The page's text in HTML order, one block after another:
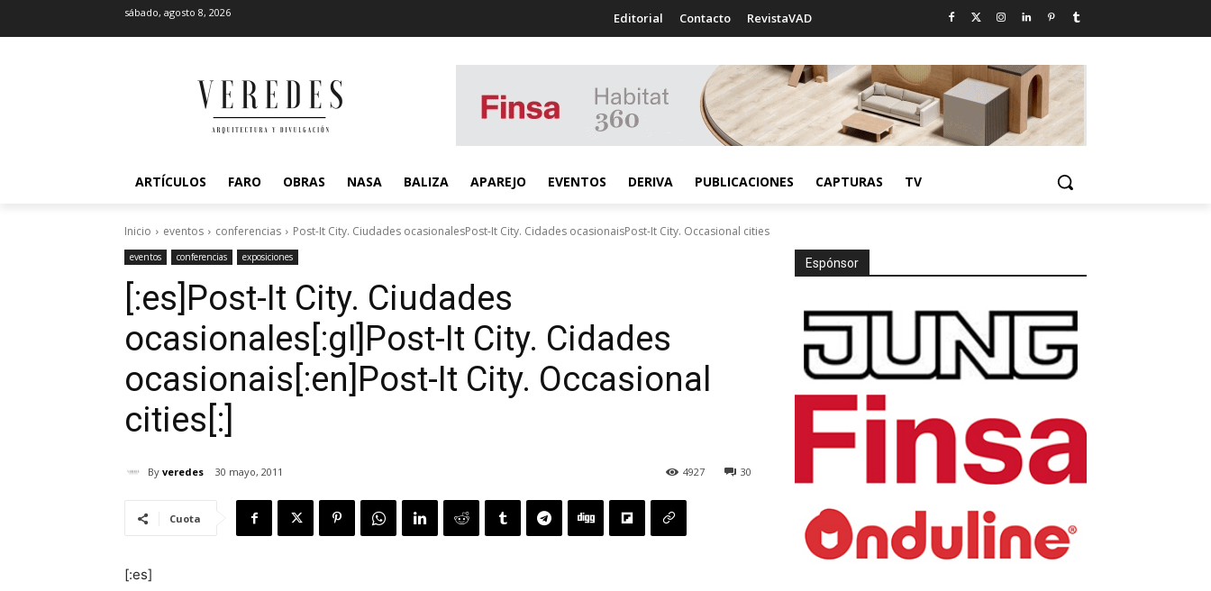
sábado, agosto 8, 2026 Editorial Contacto RevistaVAD
ARTÍCULOS FARO OBRAS NASA BALIZA APAREJO EVENTOS DERIVA PUBLICACIONES CAPTURAS TV
Inicio eventos conferencias Post-It City. Ciudades ocasionalesPost-It City. Cidades ocasionaisPost-It City. Occasional cities
eventos conferencias exposiciones
[:es]Post-It City. Ciudades
ocasionales[:gl]Post-It City. Cidades
ocasionais[:en]Post-It City. Occasional
cities[:]
By veredes 30 mayo, 2011 30
4927
Cuota
[:es]
Espónsor